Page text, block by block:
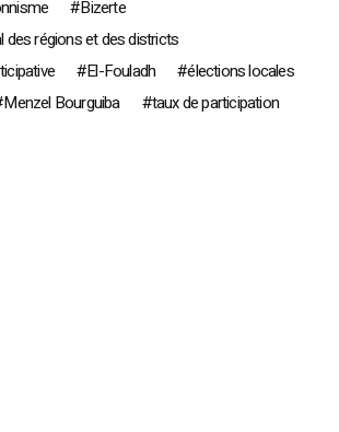
Bizerte
des régions et des districts
El-Fouladh
élections locales
Menzel Bourguiba
taux de participation